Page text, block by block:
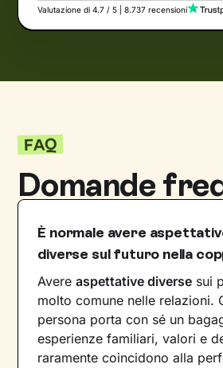
Valutazione di 4.7 / 5 | 8.737 recensioni
FAQ
Domande
È normale avere
diverse sul futuro nella
Avereaspettative diverse sui
molto comune nelle relazioni.
persona porta con sé un
esperienze familiari, valori e
raramente coincidono alla